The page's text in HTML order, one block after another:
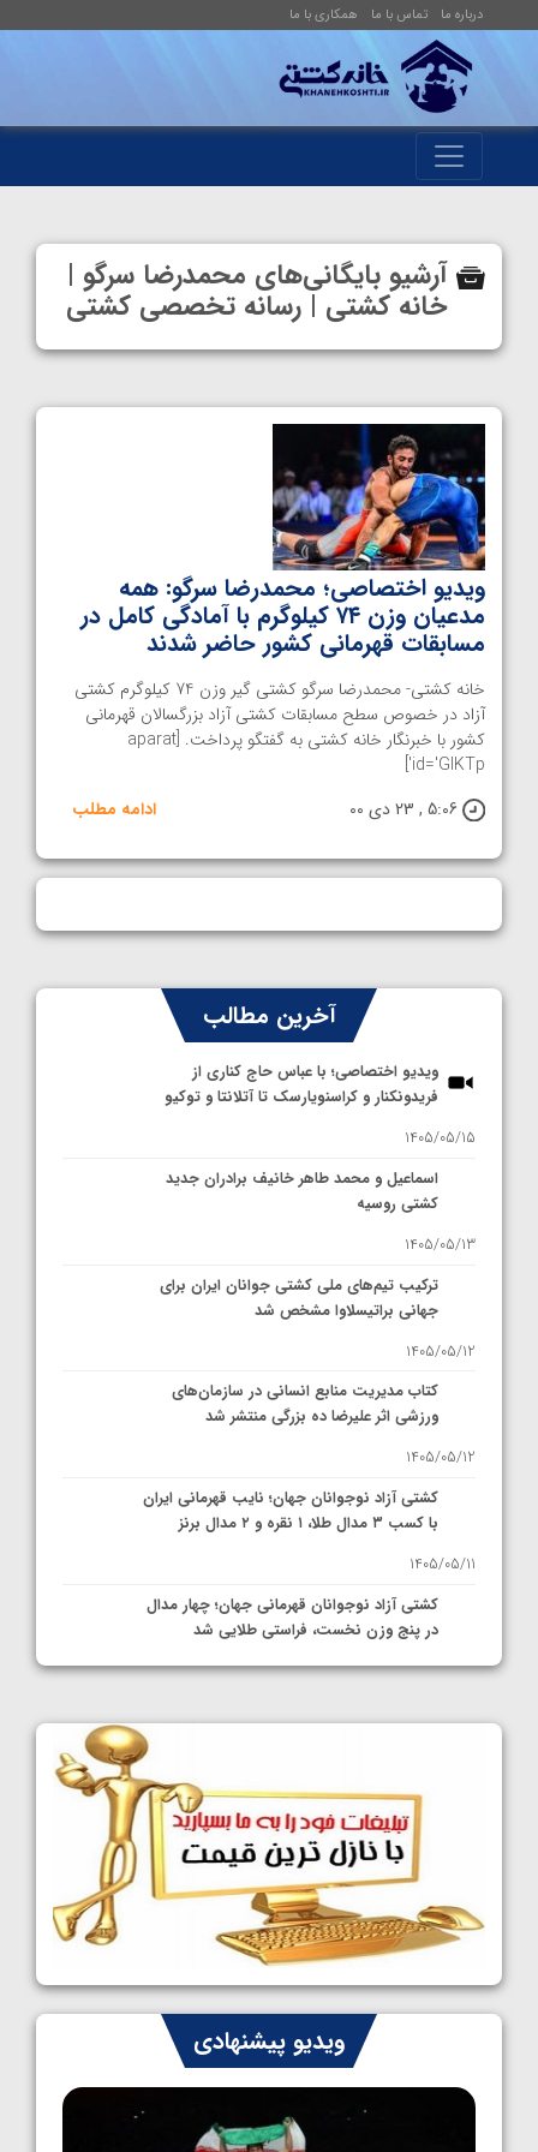
درباره ما تماس با ما همکاری با ما
آرشیو بایگانی‌های محمدرضا سرگو |
خانه کشتی | رسانه تخصصی کشتی
ویدیو اختصاصی؛ محمدرضا سرگو: همه
مدعیان وزن ۷۴ کیلوگرم با آمادگی کامل در
مسابقات قهرمانی کشور حاضر شدند
خانه کشتی- محمدرضا سرگو کشتی گیر وزن 74 کیلوگرم کشتی
آزاد در خصوص سطح مسابقات کشتی آزاد بزرگسالان قهرمانی
کشور با خبرنگار خانه کشتی به گفتگو پرداخت. [aparat
id='GIKTp']
5:06 , 23 دی 00
ادامه مطلب
آخرین مطالب
ویدیو اختصاصی؛ با عباس حاج کناری از
فریدونکنار و کراسنویارسک تا آتلانتا و توکیو
1405/05/15
اسماعیل و محمد طاهر خانیف برادران جدید
کشتی روسیه
1405/05/13
ترکیب تیم‌های ملی کشتی جوانان ایران برای
جهانی براتیسلاوا مشخص شد
1405/05/12
کتاب مدیریت منابع انسانی در سازمان‌های
ورزشی اثر علیرضا ده بزرگی منتشر شد
1405/05/12
کشتی آزاد نوجوانان جهان؛ نایب قهرمانی ایران
با کسب ۳ مدال طلا، ۱ نقره و ۲ مدال برنز
1405/05/11
کشتی آزاد نوجوانان قهرمانی جهان؛ چهار مدال
در پنج وزن نخست، فراستی طلایی شد
1405/05/11
کشتی آزاد نوجوانان جهان؛ رقبای نمایندگان
ایران مشخص شدند
1405/05/08
کشتی فرنگی نوجوانان جهان؛ سکوی تیمی
سوم برای ایران
1405/05/07
ایران چشم به راه چهار مدال در پنج وزن دوم
کشتی فرنگی نوجوانان جهان
1405/05/06
ویدیو پیشنهادی